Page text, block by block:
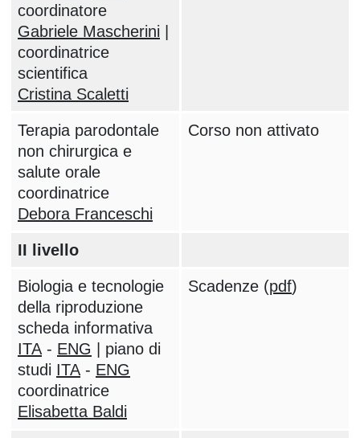
coordinatore
Gabriele Mascherini
coordinatrice
scientifica
Cristina Scaletti
Terapia parodontale
non chirurgica e
salute orale
coordinatrice
Debora Franceschi
Corso non attivato
II livello
Biologia e tecnologie
della riproduzione
scheda informativa
ITA- ENG | piano di
studi ITA- ENG
coordinatrice
Elisabetta Baldi
Scadenze (pdf)